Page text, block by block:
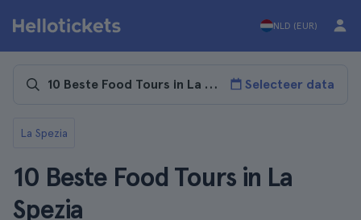
NLD (EUR)
Selecteer data
La Spezia
10 Beste Food Tours in La
Spezia